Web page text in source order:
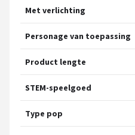
Met verlichting
Personage van toepassing
Product lengte
STEM-speelgoed
Type pop